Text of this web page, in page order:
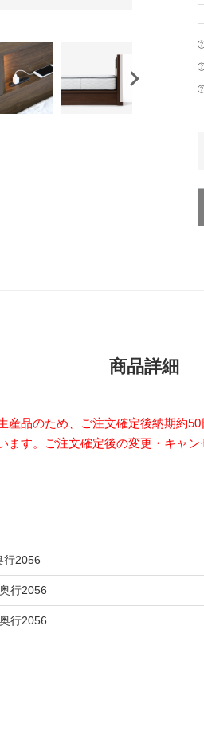
商品詳細
品のため、ご注文確定後納期約
す。ご注文確定後の変更・キャ
行2056
行2056
行2056